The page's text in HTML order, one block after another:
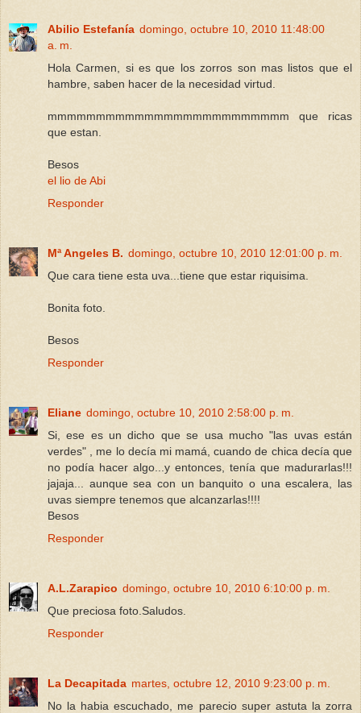
Abilio Estefanía domingo, octubre 10, 2010 11:48:00
a. m.
Hola Carmen, si es que los zorros son mas listos que el
hambre, saben hacer de la necesidad virtud.
mmmmmmmmmmmmmmmmmmmmmmmmm que ricas
que estan.
Besos
el lio de Abi
Responder
Mª Angeles B. domingo, octubre 10, 2010 12:01:00 p. m.
Que cara tiene esta uva...tiene que estar riquisima.
Bonita foto.
Besos
Responder
Eliane domingo, octubre 10, 2010 2:58:00 p. m.
Si, ese es un dicho que se usa mucho "las uvas están
verdes" , me lo decía mi mamá, cuando de chica decía que
no podía hacer algo...y entonces, tenía que madurarlas!!!
jajaja... aunque sea con un banquito o una escalera, las
uvas siempre tenemos que alcanzarlas!!!!
Besos
Responder
A.L.Zarapico domingo, octubre 10, 2010 6:10:00 p. m.
Que preciosa foto.Saludos.
Responder
La Decapitada martes, octubre 12, 2010 9:23:00 p. m.
No la habia escuchado, me parecio super astuta la zorra